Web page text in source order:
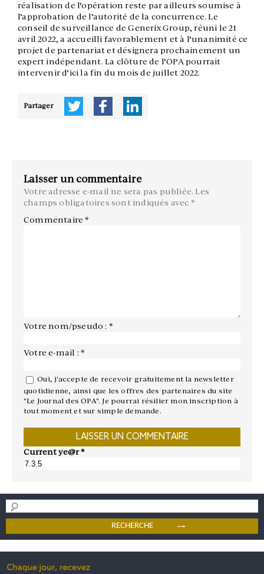
réalisation de l’opération reste par ailleurs soumise à
l’approbation de l’autorité de la concurrence. Le
conseil de surveillance de Generix Group, réuni le 21
avril 2022, a accueilli favorablement et à l’unanimité ce
projet de partenariat et désignera prochainement un
expert indépendant. La clôture de l’OPA pourrait
intervenir d’ici la fin du mois de juillet 2022.
Partager
Laisser un commentaire
Votre adresse e-mail ne sera pas publiée. Les
champs obligatoires sont indiqués avec *
Commentaire*
Votre nom/pseudo : *
Votre e-mail : *
Oui, j'accepte de recevoir gratuitement la newsletter
quotidienne, ainsi que les offres des partenaires du site
"Le Journal des OPA". Je pourrai résilier mon inscription à
tout moment et sur simple demande.
Current ye@r*